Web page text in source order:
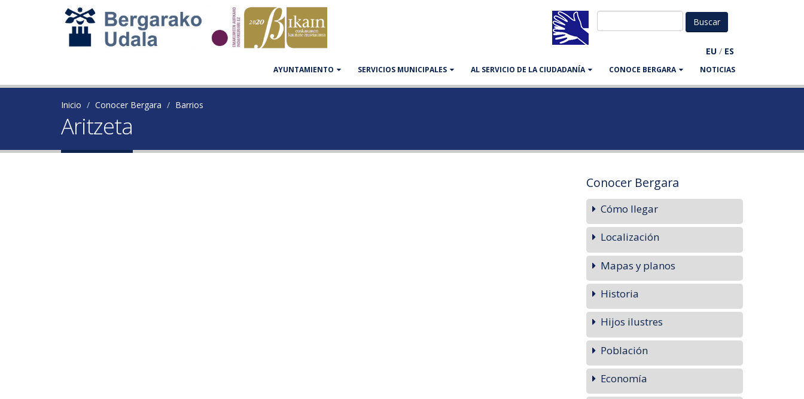
EU / ES
AYUNTAMIENTO SERVICIOS MUNICIPALES AL SERVICIO DE LA CIUDADANÍA CONOCE BERGARA NOTICIAS
Inicio Conocer Bergara Barrios
Aritzeta
Conocer Bergara
Cómo llegar
Localización
Mapas y planos
Historia
Hijos ilustres
Población
Economía